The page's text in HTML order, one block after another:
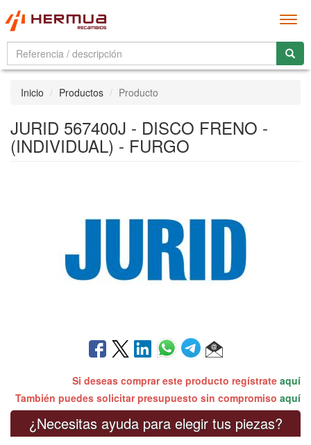
Inicio Productos Producto
JURID 567400J - DISCO FRENO -
(INDIVIDUAL) - FURGO
Si deseas comprar este producto regístrate aquí
También puedes solicitar presupuesto sin compromiso aquí
¿Necesitas ayuda para elegir tus piezas?